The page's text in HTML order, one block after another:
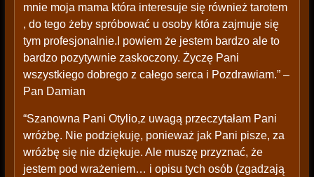
mnie moja mama która interesuje się również tarotem
, do tego żeby spróbować u osoby która zajmuje się
tym profesjonalnie.I powiem że jestem bardzo ale to
bardzo pozytywnie zaskoczony. Życzę Pani
wszystkiego dobrego z całego serca i Pozdrawiam.” –
Pan Damian
“Szanowna Pani Otylio,z uwagą przeczytałam Pani
wróżbę. Nie podziękuję, ponieważ jak Pani pisze, za
wróżbę się nie dziękuje. Ale muszę przyznać, że
jestem pod wrażeniem… i opisu tych osób (zgadzają